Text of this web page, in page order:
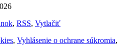
, RSS, Vytlačiť
, Vyhlásenie o ochrane súkromia,